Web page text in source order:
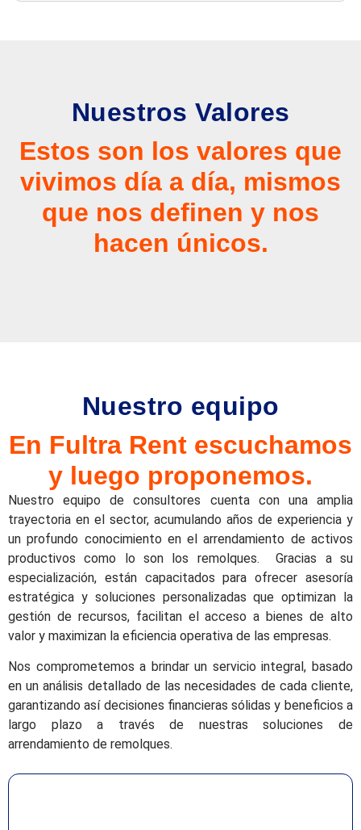
Nuestros Valores
Estos son los valores que
vivimos día a día, mismos
que nos definen y nos
hacen únicos.
Nuestro equipo
En Fultra Rent escuchamos
y luego proponemos.
Nuestro equipo de consultores cuenta con una amplia
trayectoria en el sector, acumulando años de experiencia y
un profundo conocimiento en el arrendamiento de activos
productivos como lo son los remolques.Gracias a su
especialización, están capacitados para ofrecer asesoría
estratégica y soluciones personalizadas que optimizan la
gestión de recursos, facilitan el acceso a bienes de alto
valor y maximizan la eficiencia operativa de las empresas.
Nos comprometemos a brindar un servicio integral, basado
en un análisis detallado de las necesidades de cada cliente,
garantizando así decisiones financieras sólidas y beneficios a
largo plazo a través de nuestras soluciones de
arrendamiento de remolques.